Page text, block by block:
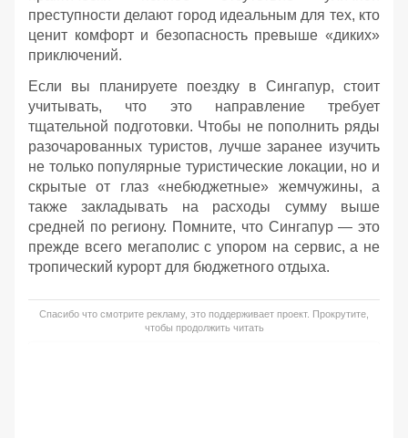
преступности делают город идеальным для тех, кто
ценит комфорт и безопасность превыше «диких»
приключений.
Если вы планируете поездку в Сингапур, стоит
учитывать, что это направление требует
тщательной подготовки. Чтобы не пополнить ряды
разочарованных туристов, лучше заранее изучить
не только популярные туристические локации, но и
скрытые от глаз «небюджетные» жемчужины, а
также закладывать на расходы сумму выше
средней по региону. Помните, что Сингапур — это
прежде всего мегаполис с упором на сервис, а не
тропический курорт для бюджетного отдыха.
Спасибо что смотрите рекламу, это поддерживает проект. Прокрутите,
чтобы продолжить читать